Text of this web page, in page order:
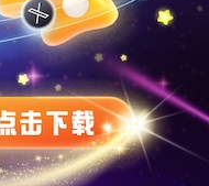
器
免费跨墙软件
免费vqn加速
推荐